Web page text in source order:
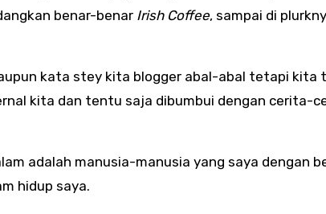
benar-benar Irish Coffee, sampai di
kata stey kita blogger abal-abal tetapi kita
kita dan tentu saja dibumbui dengan cerita-
adalah manusia-manusia yang saya dengan
hidup saya.